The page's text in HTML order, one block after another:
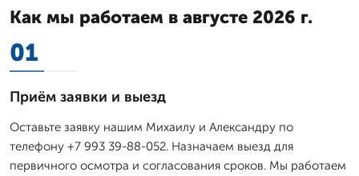
Как мы работаем в августе 2026 г.
01
Приём заявки и выезд
Оставьте заявку нашим Михаилу и Александру по
телефону +7 993 39-88-052. Назначаем выезд для
первичного осмотра и согласования сроков. Мы работаем